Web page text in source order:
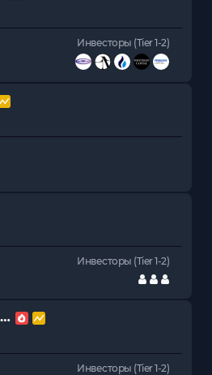
Инвесторы (Tier 1-2)
Инвесторы (Tier 1-2)
Инвесторы (Tier 1-2)